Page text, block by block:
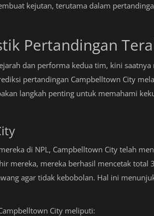
kejutan, terutama dalam
Pertandingan
dan performa kedua tim, kini
pertandingan Campbelltown City
langkah penting untuk memahami
di NPL, Campbelltown City telah
mereka, mereka berhasil mencetak total
agar tidak kebobolan. Hal ini
City meliputi: